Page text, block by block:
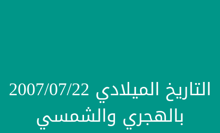
التاريخ الميلادي 2007/07/22
بالهجري والشمسي